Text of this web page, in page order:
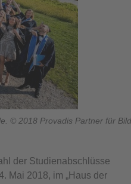
© 2018 Provadis Partner für
der Studienabschlüsse
Mai 2018, im „Haus der